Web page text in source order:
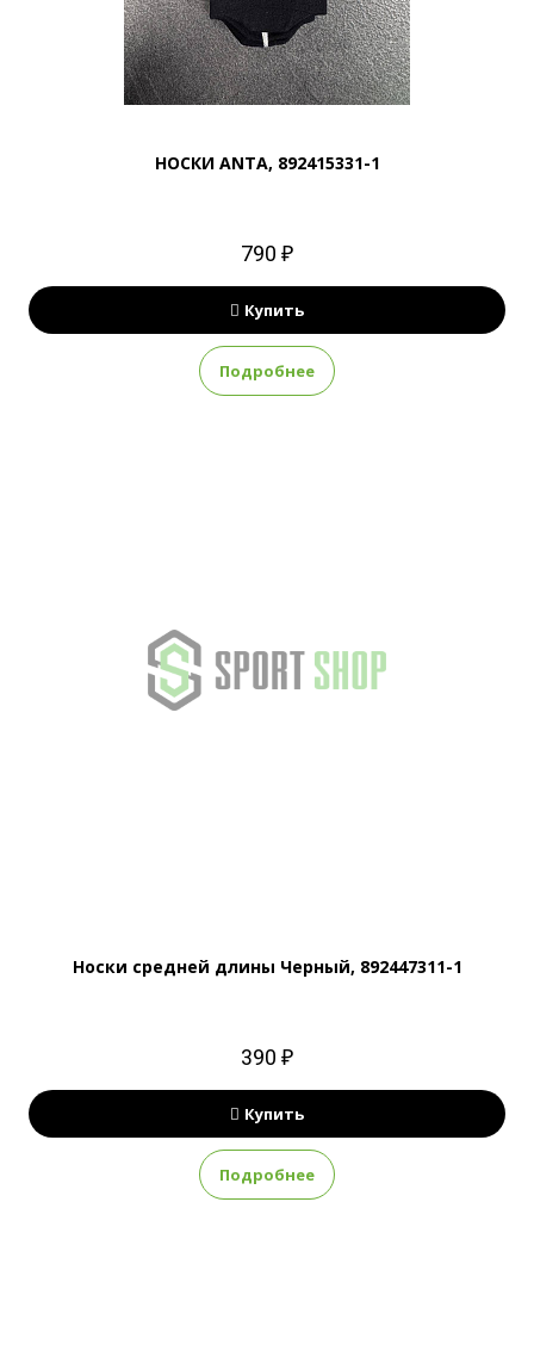
НОСКИ ANTA, 892415331-1
790 ₽
Купить
Подробнее
Носки средней длины Черный, 892447311-1
390 ₽
Купить
Подробнее